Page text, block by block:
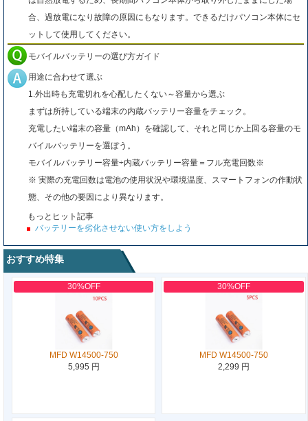
合、過放電になり故障の原因にもなります。できるだけパソコン本体にセ
ットして使用してください。
モバイルバッテリーの選び方ガイド
用途に合わせて選ぶ
1.外出時も充電切れを心配したくない～容量から選ぶ
まずは所持している端末の内蔵バッテリー容量をチェック。
充電したい端末の容量（mAh）を確認して、それと同じか上回る容量のモ
バイルバッテリーを選ぼう。
モバイルバッテリー容量÷内蔵バッテリー容量＝フル充電回数※
※ 実際の充電回数は電池の使用状況や環境温度、スマートフォンの作動状
態、その他の要因により異なります。
もっとヒット記事
バッテリーを劣化させない使い方をしよう
おすすめ特集
30%OFF
MFD W14500-750
5,995 円
30%OFF
MFD W14500-750
2,299 円